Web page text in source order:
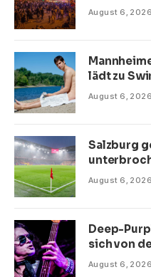
August 6, 2026
lädt zu
August 6, 2026
Salzburg
August 6, 2026
Deep-
sich von
August 6, 2026